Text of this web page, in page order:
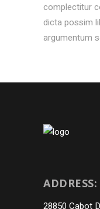
complectitur
dicta possim
argumentum
ADDRESS:
28850 Cabot